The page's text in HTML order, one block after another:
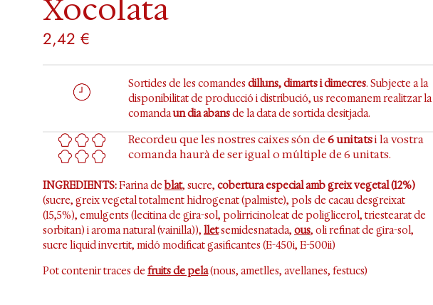
Xocolata
2,42 €
Sortides de les comandesdilluns, dimarts i dimecres. Subjecte a la
disponibilitat de producció i distribució, us recomanem realitzar la
comandaun dia abansde la data de sortida desitjada.
Recordeu que les nostres caixes són de6 unitatsi la vostra
comanda haurà de ser igual o múltiple de 6 unitats.
INGREDIENTS:Farina deblat, sucre, cobertura especial amb greix vegetal (12%)
(sucre, greix vegetal totalment hidrogenat (palmiste), pols de cacau desgreixat
(15,5%), emulgents (lecitina de gira-sol, polirricinoleat de poliglicerol, triestearat de
sorbitan) i aroma natural (vainilla)), lletsemidesnatada, ous, oli refinat de gira-sol,
sucre líquid invertit, midó modificat gasificantes (E-450i, E-500ii)
Pot contenir traces de fruits de pela(nous, ametlles, avellanes, festucs)